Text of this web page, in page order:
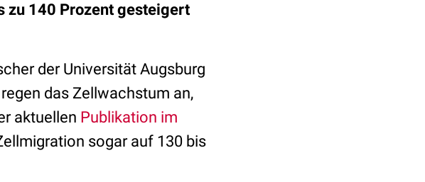
zu 140 Prozent gesteigert
der Universität Augsburg
das Zellwachstum an,
aktuellen Publikation im
sogar auf 130 bis